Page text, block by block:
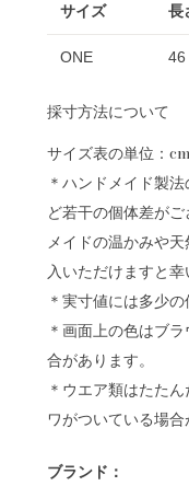
サイズ 長
ONE 46
採寸方法について
サイズ表の単位：
＊ハンドメイド製
ど若干の個体差が
メイドの温かみや
入いただけますと幸
＊実寸値には多少
＊画面上の色はブ
合があります。
＊ウエア類はたた
ワがついている場合
ブランド：